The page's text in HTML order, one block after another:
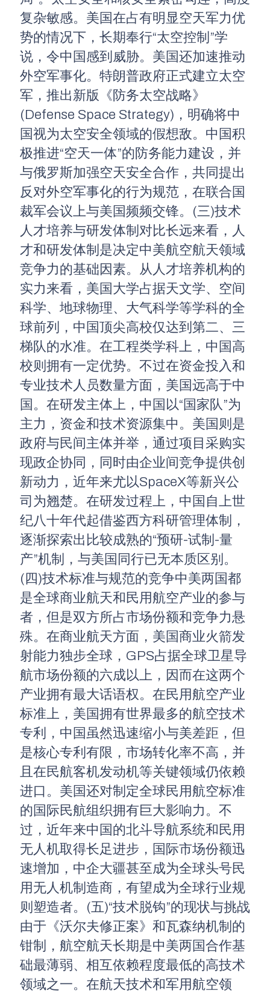
复杂敏感。美国在占有明显空天军力优
势的情况下，长期奉行“太空控制”学
说，令中国感到威胁。美国还加速推动
外空军事化。特朗普政府正式建立太空
军，推出新版《防务太空战略》
(Defense Space Strategy)，明确将中
国视为太空安全领域的假想敌。中国积
极推进“空天一体”的防务能力建设，并
与俄罗斯加强空天安全合作，共同提出
反对外空军事化的行为规范，在联合国
裁军会议上与美国频频交锋。(三)技术
人才培养与研发体制对比长远来看，人
才和研发体制是决定中美航空航天领域
竞争力的基础因素。从人才培养机构的
实力来看，美国大学占据天文学、空间
科学、地球物理、大气科学等学科的全
球前列，中国顶尖高校仅达到第二、三
梯队的水准。在工程类学科上，中国高
校则拥有一定优势。不过在资金投入和
专业技术人员数量方面，美国远高于中
国。在研发主体上，中国以“国家队”为
主力，资金和技术资源集中。美国则是
政府与民间主体并举，通过项目采购实
现政企协同，同时由企业间竞争提供创
新动力，近年来尤以SpaceX等新兴公
司为翘楚。在研发过程上，中国自上世
纪八十年代起借鉴西方科研管理体制，
逐渐探索出比较成熟的“预研-试制-量
产”机制，与美国同行已无本质区别。
(四)技术标准与规范的竞争中美两国都
是全球商业航天和民用航空产业的参与
者，但是双方所占市场份额和竞争力悬
殊。在商业航天方面，美国商业火箭发
射能力独步全球，GPS占据全球卫星导
航市场份额的六成以上，因而在这两个
产业拥有最大话语权。在民用航空产业
标准上，美国拥有世界最多的航空技术
专利，中国虽然迅速缩小与美差距，但
是核心专利有限，市场转化率不高，并
且在民航客机发动机等关键领域仍依赖
进口。美国还对制定全球民用航空标准
的国际民航组织拥有巨大影响力。不
过，近年来中国的北斗导航系统和民用
无人机取得长足进步，国际市场份额迅
速增加，中企大疆甚至成为全球头号民
用无人机制造商，有望成为全球行业规
则塑造者。(五)“技术脱钩”的现状与挑战
由于《沃尔夫修正案》和瓦森纳机制的
钳制，航空航天长期是中美两国合作基
础最薄弱、相互依赖程度最低的高技术
领域之一。在航天技术和军用航空领